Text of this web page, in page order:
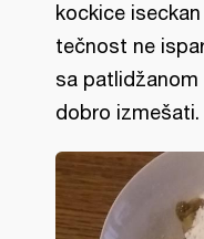
kockice
tečnost ne
sa
dobro izmešati.